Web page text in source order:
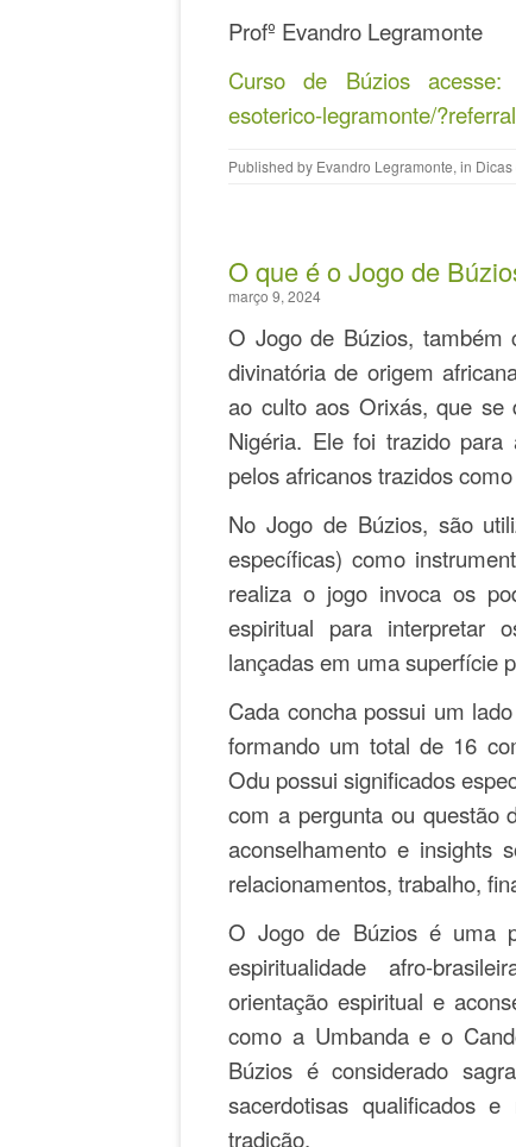
Profº Evandro Legramonte
Curso de Búzios acesse:
esoterico-legramonte/
Published by Evandro Legramonte, in
O que é o Jogo de
março 9, 2024
O Jogo de Búzios, também
divinatória de origem
ao culto aos Orixás, que se
Nigéria. Ele foi trazido
pelos africanos trazidos
No Jogo de Búzios, são
específicas) como
realiza o jogo invoca os
espiritual para interpretar
lançadas em uma superfície
Cada concha possui um
formando um total de 16
Odu possui significados
com a pergunta ou questão
aconselhamento e insights
relacionamentos, trabalho,
O Jogo de Búzios é uma
espiritualidade afro-
orientação espiritual e
como a Umbanda e o
Búzios é considerado
sacerdotisas qualificados
tradição.